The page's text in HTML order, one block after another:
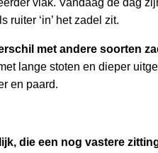
vlak. Vandaag de dag
ruiter ‘in’ het zadel zit.
met andere soorten
lange stoten en dieper
en paard.
die een nog vastere